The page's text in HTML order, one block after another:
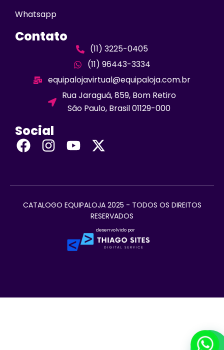
Whatsapp
Contato
(11) 3225-0405
(11) 96443-3334
equipalojavirtual@equipaloja.com.br
Rua Jaraguá, 859, Bom Retiro
São Paulo, Brasil 01129-000
Social
CATALOGO EQUIPALOJA 2025 - TODOS OS DIREITOS
RESERVADOS
desenvolvido por